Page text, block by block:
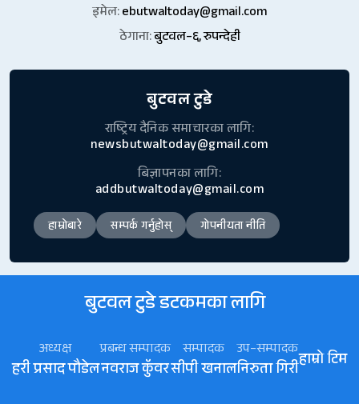
इमेल:ebutwaltoday@gmail.com
ठेगाना:बुटवल–६, रुपन्देही
बुटवल टुडे
राष्ट्रिय दैनिक समाचारका लागि:
newsbutwaltoday@gmail.com
बिज्ञापनका लागि:
addbutwaltoday@gmail.com
हाम्रोबारे सम्पर्क गर्नुहोस् गोपनीयता नीति
बुटवल टुडे डटकमका लागि
अध्यक्ष
हरी प्रसाद पौडेल
प्रबन्ध सम्पादक
नवराज कॅुवर
सम्पादक
सीपी खनाल
उप–सम्पादक
निरुता गिरीहाम्रो टिम